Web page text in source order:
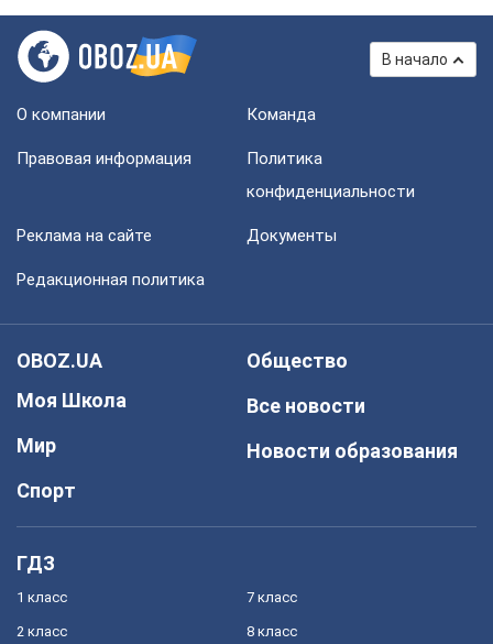
В начало
О компании Команда
Правовая информация
Политика
конфиденциальности
Реклама на сайте Документы
Редакционная политика
OBOZ.UA
Моя Школа
Мир
Спорт
Общество
Все новости
Новости образования
ГДЗ
1 класс
2 класс
7 класс
8 класс